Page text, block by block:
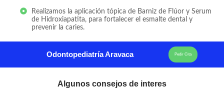
Realizamos la aplicación tópica de Barniz de Flúor y Serum
de Hidroxiapatita, para fortalecer el esmalte dental y
prevenir la caries.
Odontopediatría Aravaca Pedir Cita
Algunos consejos de interes